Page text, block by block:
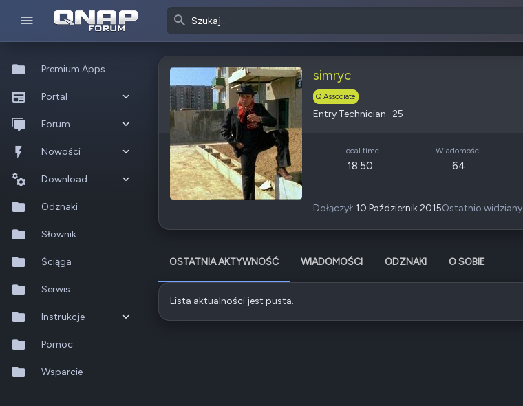
Premium Apps
Portal
Co nowego?
Ostatnia aktywność
Forum
Nowe posty
Popularne
Szukaj na forum
Nowości
Nowe posty
Wszystkie posty
Nowe zasoby
Ostatnia aktywność
Download
Szukaj zasobów
Odznaki
Słownik
Ściąga
Serwis
Instrukcje
QTS 5.2.x
QuTS hero h6.0.x
Pomoc
Wsparcie
simryc
Q Associate
Entry Technician · 25
Local time
18:50
Wiadomości
64
Dołączył 10 Październik 2015Ostatnio widziany
OSTATNIA AKTYWNOŚĆ WIADOMOŚCI ODZNAKI O SOBIE
Lista aktualności jest pusta.